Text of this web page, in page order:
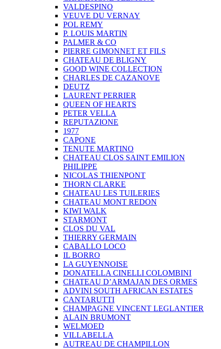
VALDESPINO
VEUVE DU VERNAY
POL REMY
P. LOUIS MARTIN
PALMER & CO
PIERRE GIMONNET ET FILS
CHATEAU DE BLIGNY
GOOD WINE COLLECTION
CHARLES DE CAZANOVE
DEUTZ
LAURENT PERRIER
QUEEN OF HEARTS
PETER VELLA
REPUTAZIONE
1977
CAPONE
TENUTE MARTINO
CHATEAU CLOS SAINT EMILION
PHILIPPE
NICOLAS THIENPONT
THORN CLARKE
CHATEAU LES TUILERIES
CHATEAU MONT REDON
KIWI WALK
STARMONT
CLOS DU VAL
THIERRY GERMAIN
CABALLO LOCO
IL BORRO
LA GUYENNOISE
DONATELLA CINELLI COLOMBINI
CHATEAU D’ARMAJAN DES ORMES
ADVINI SOUTH AFRICAN ESTATES
CANTARUTTI
CHAMPAGNE VINCENT LEGLANTIER
ALAIN BRUMONT
WELMOED
VILLABELLA
AUTREAU DE CHAMPILLON